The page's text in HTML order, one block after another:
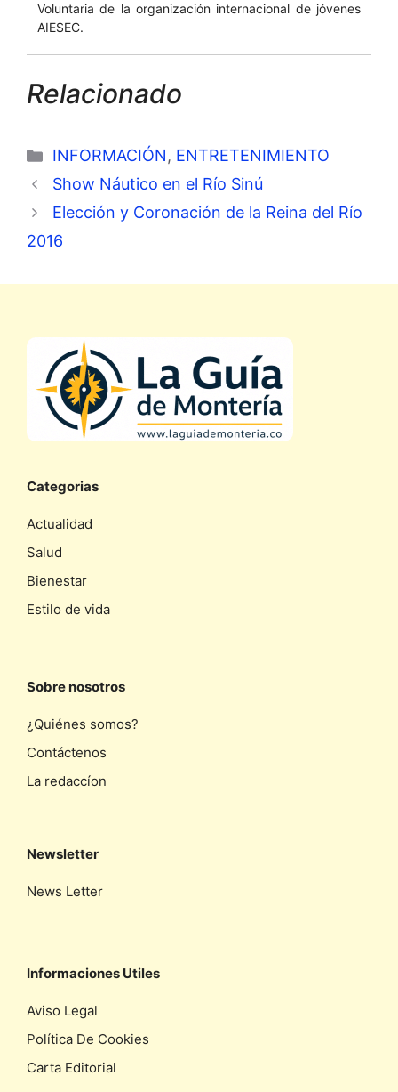
Voluntaria de la organización internacional de jóvenes
AIESEC.
Relacionado
Categorías
INFORMACIÓN, ENTRETENIMIENTO
Show Náutico en el Río Sinú
Elección y Coronación de la Reina del Río
2016
Categorias
Actualidad
Salud
Bienestar
Estilo de vida
Sobre nosotros
¿Quiénes somos?
Contáctenos
La redaccíon
Newsletter
News Letter
Informaciones Utiles
Aviso Legal
Política De Cookies
Carta Editorial